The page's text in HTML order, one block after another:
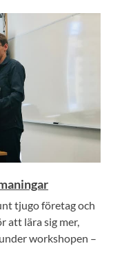
tjugo företag och
att lära sig mer,
workshopen –